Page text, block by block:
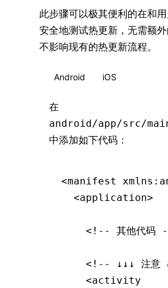
此步骤可以极其便利的在和
安全地测试热更新，无需额
不影响现有的热更新流程。
Android iOS
在
android/app/src/
中添加如下代码：
<manifest xmlns :
  <
application>
<!-- 其他代码
<!-- ↓↓↓ 注意
    <
activity